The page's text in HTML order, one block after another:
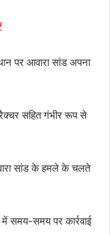
पर आवारा सांड अपना
सहित गंभीर रूप से
सांड के हमले के चलते
में समय-समय पर कार्रवाई